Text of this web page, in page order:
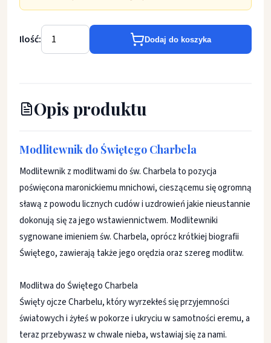
Ilość: Dodaj do koszyka
Opis produktu
Modlitewnik do Świętego Charbela
Modlitewnik z modlitwami do św. Charbela to pozycja
poświęcona maronickiemu mnichowi, cieszącemu się ogromną
sławą z powodu licznych cudów i uzdrowień jakie nieustannie
dokonują się za jego wstawiennictwem. Modlitewniki
sygnowane imieniem św. Charbela, oprócz krótkiej biografii
Świętego, zawierają także jego orędzia oraz szereg modlitw.
Modlitwa do Świętego Charbela
Święty ojcze Charbelu, który wyrzekłeś się przyjemności
światowych i żyłeś w pokorze i ukryciu w samotności eremu, a
teraz przebywasz w chwale nieba, wstawiaj się za nami.